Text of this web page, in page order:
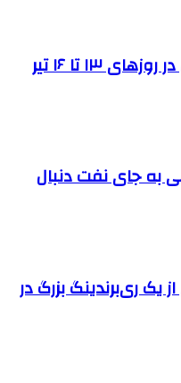
اتحادیه های صنفی تهران در روزهای ۱۳ تا ۱۶ تیر
به جای نفت دنبال
یک ری‌برندینگ بزرگ در